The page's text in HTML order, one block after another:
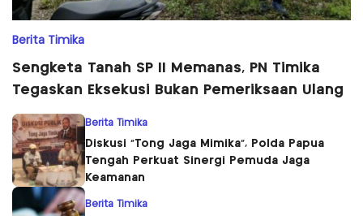
Berita Timika
Sengketa Tanah SP II Memanas, PN Timika
Tegaskan Eksekusi Bukan Pemeriksaan Ulang
Berita Timika
Diskusi “Tong Jaga Mimika”, Polda Papua
Tengah Perkuat Sinergi Pemuda Jaga
Keamanan
Berita Timika